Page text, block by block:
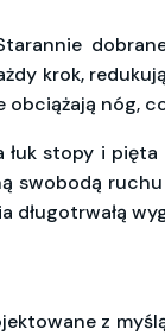
krok,
obciążają
stopy i
swobodą
długotrwałą
z